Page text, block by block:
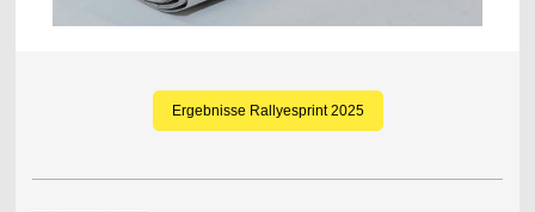
Ergebnisse Rallyesprint 2025